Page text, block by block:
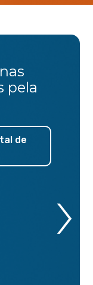
nas
pela
de
›